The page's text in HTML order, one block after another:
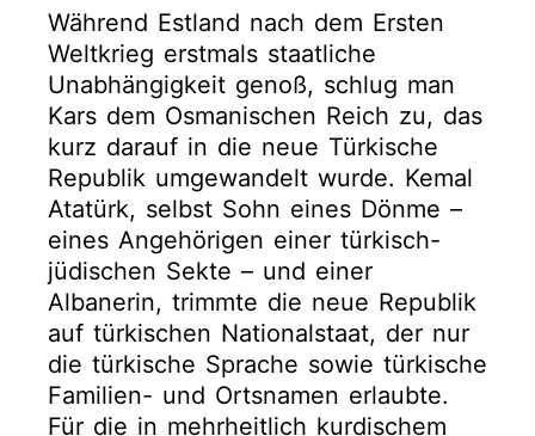
Während Estland nach dem Ersten
Weltkrieg erstmals staatliche
Unabhängigkeit genoß, schlug man
Kars dem Osmanischen Reich zu, das
kurz darauf in die neue Türkische
Republik umgewandelt wurde. Kemal
Atatürk, selbst Sohn eines Dönme –
eines Angehörigen einer türkisch-
jüdischen Sekte – und einer
Albanerin, trimmte die neue Republik
auf türkischen Nationalstaat, der nur
die türkische Sprache sowie türkische
Familien- und Ortsnamen erlaubte.
Für die in mehrheitlich kurdischem